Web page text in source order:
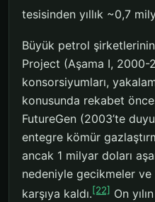
tesisinden yıllık ~0,7
Büyük petrol
Project (Aşama I,
konsorsiyumları,
konusunda rekabet
FutureGen (2003’te
entegre kömür
ancak 1 milyar doları
nedeniyle gecikmeler ve
karşıya kaldı.[22] On